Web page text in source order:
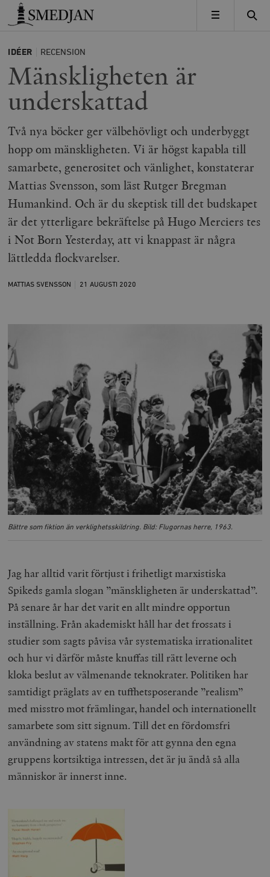
Timbro
MENY
IDÉER RECENSION
Mänskligheten är
underskattad
Två nya böcker ger välbehövligt och underbyggt
hopp om mänskligheten. Vi är högst kapabla till
samarbete, generositet och vänlighet, konstaterar
Mattias Svensson, som läst Rutger Bregman
Humankind. Och är du skeptisk till det budskapet
är det ytterligare bekräftelse på Hugo Merciers tes
i Not Born Yesterday, att vi knappast är några
lättledda flockvarelser.
MATTIAS SVENSSON 21 AUGUSTI 2020
Bättre som fiktion än verklighetsskildring. Bild: Flugornas herre, 1963.
Jag har alltid varit förtjust i frihetligt marxistiska
Spikeds gamla slogan ”mänskligheten är underskattad”.
På senare år har det varit en allt mindre opportun
inställning. Från akademiskt håll har det frossats i
studier som sagts påvisa vår systematiska irrationalitet
och hur vi därför måste knuffas till rätt leverne och
kloka beslut av välmenande teknokrater. Politiken har
samtidigt präglats av en tuffhetsposerande ”realism”
med misstro mot främlingar, handel och internationellt
samarbete som sitt signum. Till det en fördomsfri
användning av statens makt för att gynna den egna
gruppens kortsiktiga intressen, det är ju ändå så alla
människor är innerst inne.